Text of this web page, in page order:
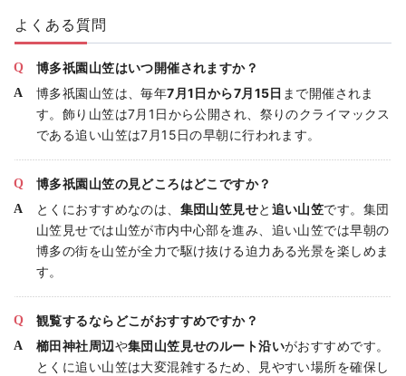
よくある質問
博多祇園山笠はいつ開催されますか？
博多祇園山笠は、毎年7月1日から7月15日 まで開催されま
す。飾り山笠は7月1日から公開され、祭りのクライマックス
である追い山笠は7月15日の早朝に行われます。
博多祇園山笠の見どころはどこですか？
とくにおすすめなのは、 集団山笠見せと 追い山笠です。集団
山笠見せでは山笠が市内中心部を進み、追い山笠では早朝の
博多の街を山笠が全力で駆け抜ける迫力ある光景を楽しめま
す。
観覧するならどこがおすすめですか？
櫛田神社周辺や集団山笠見せのルート沿いがおすすめです。
とくに追い山笠は大変混雑するため、見やすい場所を確保し